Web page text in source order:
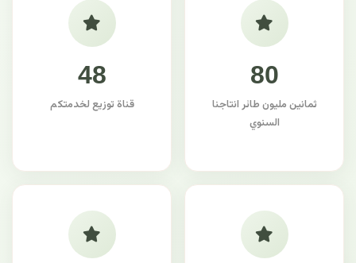
80
ثمانين مليون طائر انتاجنا
السنوي
48
قناة توزيع لخدمتكم